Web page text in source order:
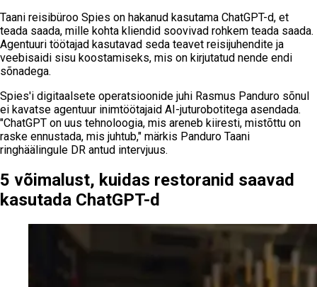
Taani reisibüroo Spies on hakanud kasutama ChatGPT-d, et
teada saada, mille kohta kliendid soovivad rohkem teada saada.
Agentuuri töötajad kasutavad seda teavet reisijuhendite ja
veebisaidi sisu koostamiseks, mis on kirjutatud nende endi
sõnadega.
Spies'i digitaalsete operatsioonide juhi Rasmus Panduro sõnul
ei kavatse agentuur inimtöötajaid AI-juturobotitega asendada.
"ChatGPT on uus tehnoloogia, mis areneb kiiresti, mistõttu on
raske ennustada, mis juhtub," märkis Panduro Taani
ringhäälingule DR antud intervjuus.
5 võimalust, kuidas restoranid saavad
kasutada ChatGPT-d